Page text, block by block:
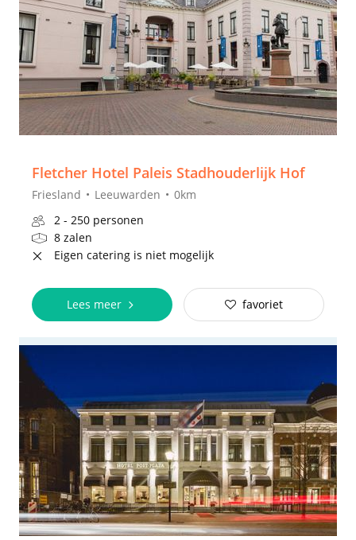
Fletcher Hotel Paleis Stadhouderlijk Hof
Friesland Leeuwarden
0km
2 - 250 personen
8 zalen
Eigen catering is niet mogelijk
Lees meer favoriet